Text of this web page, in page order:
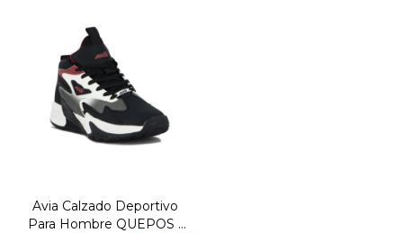
Avia Calzado Deportivo
Para Hombre QUEPOS -